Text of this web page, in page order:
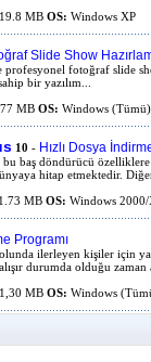
19.8 MB OS: Windows XP
Slide Show
profesyonel fotoğraf slide
bir yazılım...
MB OS: Windows (Tümü)
10 - Hızlı Dosya
bu baş döndürücü
hitap etmektedir.
MB OS: Windows
Programı
ilerleyen kişiler için
durumda olduğu zaman
1,30 MB OS: Windows